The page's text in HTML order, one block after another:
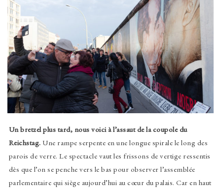
Un bretzel plus tard, nous voici à l’assaut de la coupole du
Reichstag. Une rampe serpente en une longue spirale le long des
parois de verre. Le spectacle vaut les frissons de vertige ressentis
dès que l’on se penche vers le bas pour observer l’assemblée
parlementaire qui siège aujourd’hui au cœur du palais. Car en haut